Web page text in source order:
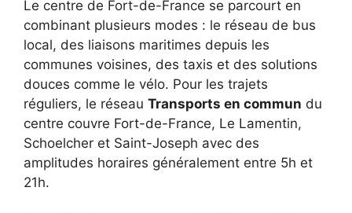
Le centre de Fort-de-France se parcourt en
combinant plusieurs modes : le réseau de bus
local, des liaisons maritimes depuis les
communes voisines, des taxis et des solutions
douces comme le vélo. Pour les trajets
réguliers, le réseau Transports en commun du
centre couvre Fort-de-France, Le Lamentin,
Schoelcher et Saint-Joseph avec des
amplitudes horaires généralement entre 5h et
21h.